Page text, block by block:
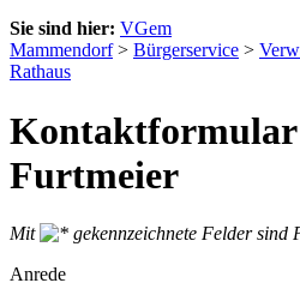
Sie sind hier: VGem
Mammendorf> Bürgerservice >
Rathaus
Furtmeier
Mit
gekennzeichnete Felder sind
Anrede